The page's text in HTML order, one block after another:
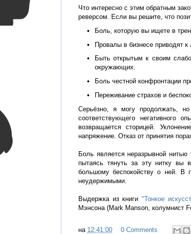
Что интересно с этим обратным
реверсом. Если вы решите, что
Боль, которую вы ищете в
Провалы в бизнесе приводят
Быть открытым к своим
окружающих.
Боль честной конфронтации
Переживание страхов и
Серьёзно, я могу продолжать,
соответствующего негативного
возвращается сторицей.
напряжение. Отказ от принятия
Боль является неразрывной нитью
пытаясь тянуть за эту нитку вы
большому беспокойству о ней. В
неудержимыми.
Выдержка из книги "Тонкое
Мэнсона (Mark Manson, колумнист
на 12:41:00
0 Comments